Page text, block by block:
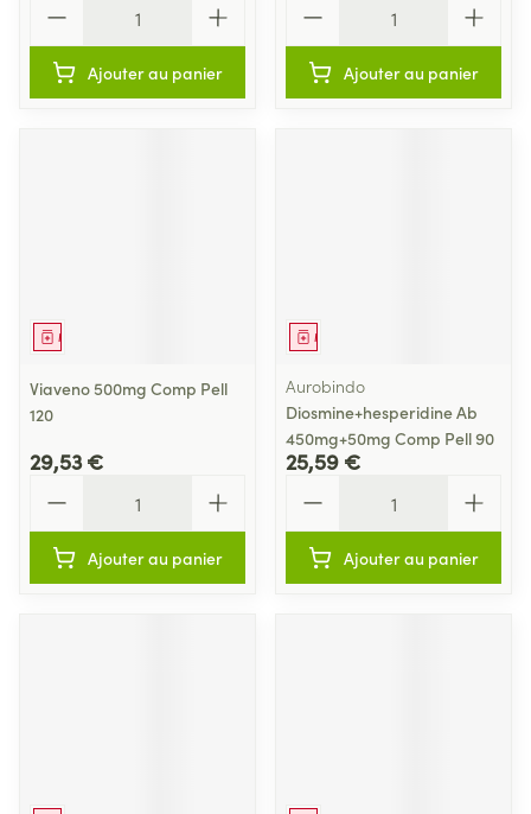
Ajouter au panier Ajouter au panier
Médicament
Viaveno 500mg Comp Pell
120
29,53 €
Ajouter au panier
Médicament
Aurobindo
Diosmine+hesperidine Ab
450mg+50mg Comp Pell 90
25,59 €
Ajouter au panier